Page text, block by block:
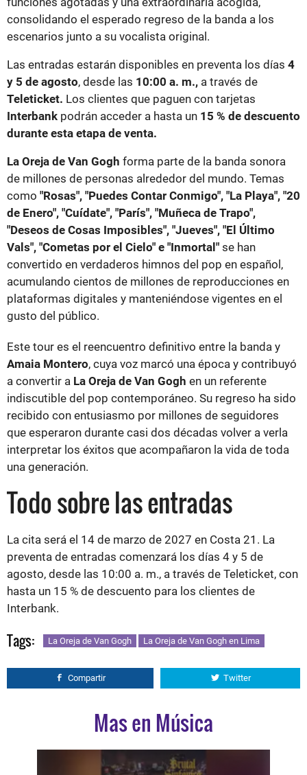
consolidando el esperado regreso de la banda a los
escenarios junto a su vocalista original.
Las entradas estarán disponibles en preventa los días 4
y 5 de agosto, desde las 10:00 a. m., a través de
Teleticket. Los clientes que paguen con tarjetas
Interbank podrán acceder a hasta un 15 % de descuento
durante esta etapa de venta.
La Oreja de Van Gogh forma parte de la banda sonora
de millones de personas alrededor del mundo. Temas
como "Rosas", "Puedes Contar Conmigo", "La Playa", "20
de Enero", "Cuídate", "París", "Muñeca de Trapo",
"Deseos de Cosas Imposibles", "Jueves", "El Último
Vals", "Cometas por el Cielo" e "Inmortal" se han
convertido en verdaderos himnos del pop en español,
acumulando cientos de millones de reproducciones en
plataformas digitales y manteniéndose vigentes en el
gusto del público.
Este tour es el reencuentro definitivo entre la banda y
Amaia Montero, cuya voz marcó una época y contribuyó
a convertir a La Oreja de Van Gogh en un referente
indiscutible del pop contemporáneo. Su regreso ha sido
recibido con entusiasmo por millones de seguidores
que esperaron durante casi dos décadas volver a verla
interpretar los éxitos que acompañaron la vida de toda
una generación.
Todo sobre las entradas
La cita será el 14 de marzo de 2027 en Costa 21. La
preventa de entradas comenzará los días 4 y 5 de
agosto, desde las 10:00 a. m., a través de Teleticket, con
hasta un 15 % de descuento para los clientes de
Interbank.
Tags: La Oreja de Van Gogh La Oreja de Van Gogh en Lima
Compartir Twitter
Mas en Música